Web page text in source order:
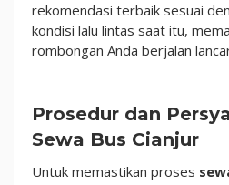
rekomendasi terbaik sesuai
kondisi lalu lintas saat itu,
rombongan Anda berjalan
Prosedur dan
Sewa Bus Cianjur
Untuk memastikan proses